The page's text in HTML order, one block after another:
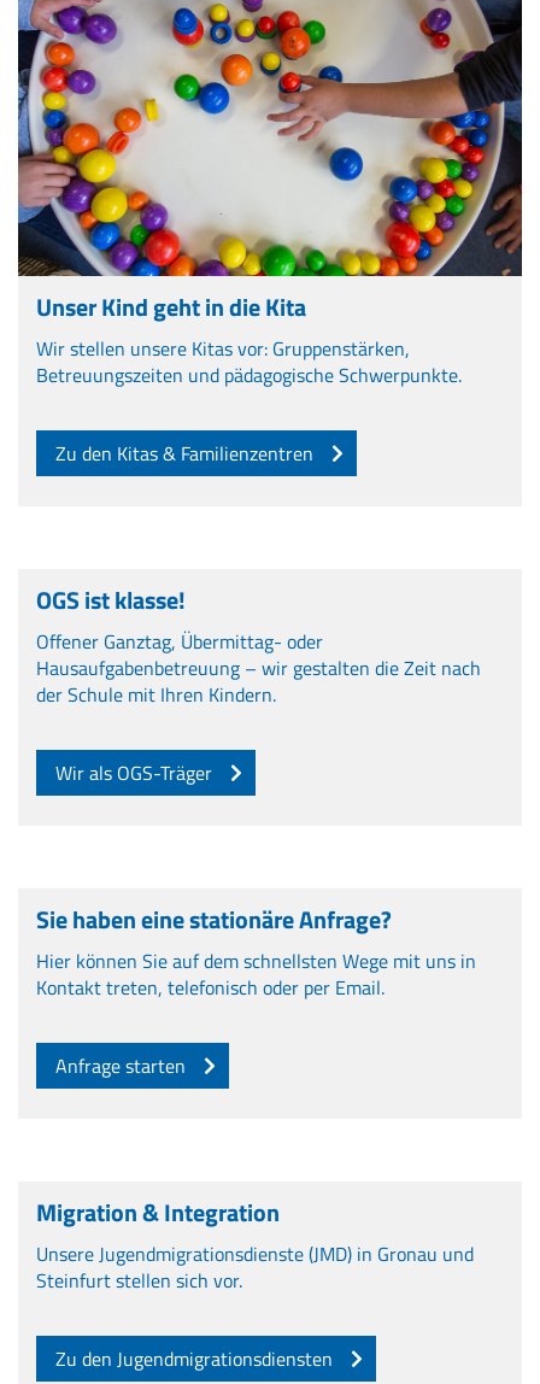
Unser Kind geht in die Kita
Wir stellen unsere Kitas vor: Gruppenstärken,
Betreuungszeiten und pädagogische Schwerpunkte.
Zu den Kitas & Familienzentren
OGS ist klasse!
Offener Ganztag, Übermittag- oder
Hausaufgabenbetreuung – wir gestalten die Zeit nach
der Schule mit Ihren Kindern.
Wir als OGS-Träger
Sie haben eine stationäre Anfrage?
Hier können Sie auf dem schnellsten Wege mit uns in
Kontakt treten, telefonisch oder per Email.
Anfrage starten
Migration & Integration
Unsere Jugendmigrationsdienste (JMD) in Gronau und
Steinfurt stellen sich vor.
Zu den Jugendmigrationsdiensten